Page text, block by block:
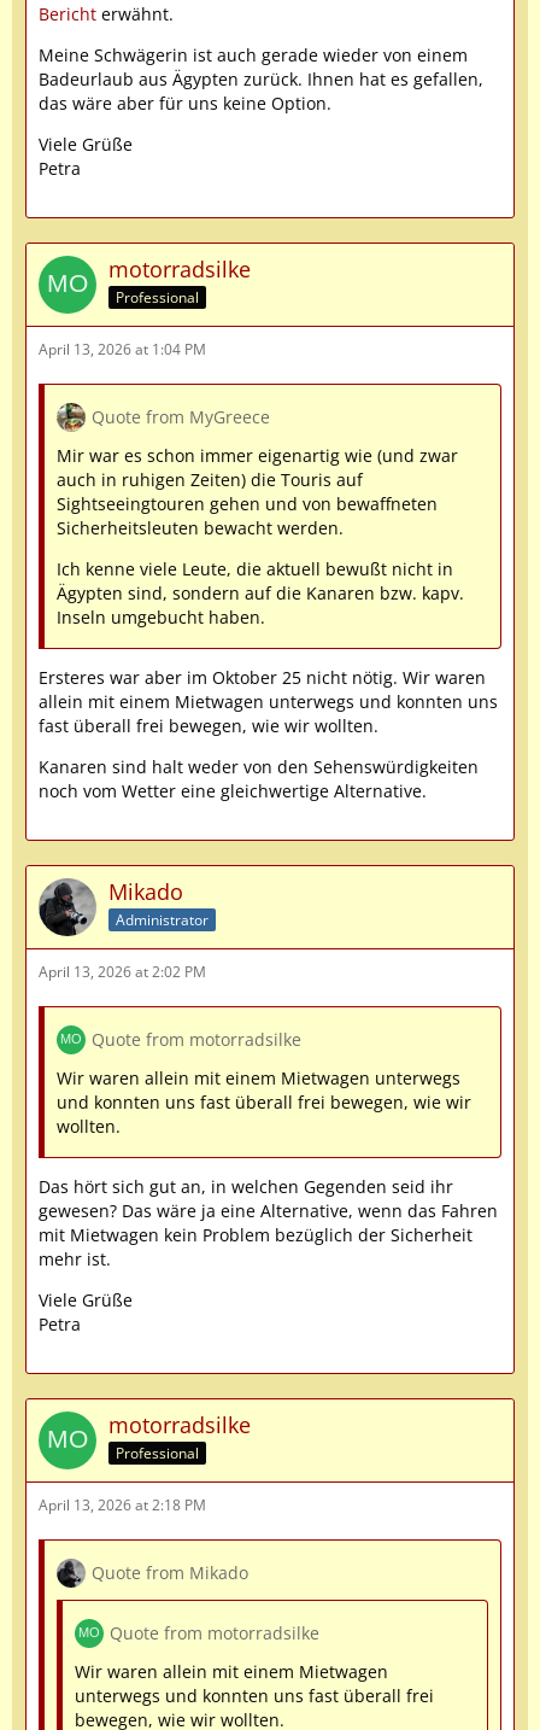
Bericht erwähnt.
Meine Schwägerin ist auch gerade wieder von einem
Badeurlaub aus Ägypten zurück. Ihnen hat es gefallen,
das wäre aber für uns keine Option.
Viele Grüße
Petra
motorradsilke
Professional
April 13, 2026 at 1:04 PM
Quote from MyGreece
Mir war es schon immer eigenartig wie (und zwar
auch in ruhigen Zeiten) die Touris auf
Sightseeingtouren gehen und von bewaffneten
Sicherheitsleuten bewacht werden.
Ich kenne viele Leute, die aktuell bewußt nicht in
Ägypten sind, sondern auf die Kanaren bzw. kapv.
Inseln umgebucht haben.
Ersteres war aber im Oktober 25 nicht nötig. Wir waren
allein mit einem Mietwagen unterwegs und konnten uns
fast überall frei bewegen, wie wir wollten.
Kanaren sind halt weder von den Sehenswürdigkeiten
noch vom Wetter eine gleichwertige Alternative.
Mikado
Administrator
April 13, 2026 at 2:02 PM
Quote from motorradsilke
Wir waren allein mit einem Mietwagen unterwegs
und konnten uns fast überall frei bewegen, wie wir
wollten.
Das hört sich gut an, in welchen Gegenden seid ihr
gewesen? Das wäre ja eine Alternative, wenn das Fahren
mit Mietwagen kein Problem bezüglich der Sicherheit
mehr ist.
Viele Grüße
Petra
motorradsilke
Professional
April 13, 2026 at 2:18 PM
Quote from Mikado
Quote from motorradsilke
Wir waren allein mit einem Mietwagen
unterwegs und konnten uns fast überall frei
bewegen, wie wir wollten.